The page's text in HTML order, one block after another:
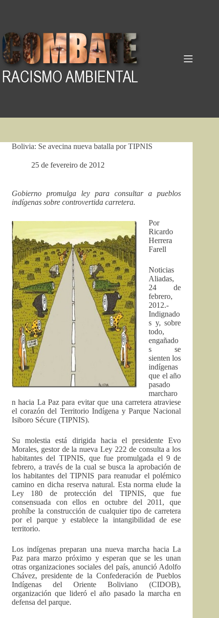
Bolivia: Se avecina nueva batalla por TIPNIS
25 de fevereiro de 2012
Gobierno promulga ley para consultar a pueblos
indígenas sobre controvertida carretera.
Por
Ricardo
Herrera
Farell
Noticias
Aliadas,
24 de
febrero,
2012.-
Indignado
s y, sobre
todo,
engañado
s se
sienten los
indígenas
que el año
pasado
marcharo
n hacia La Paz para evitar que una carretera atraviese
el corazón del Territorio Indígena y Parque Nacional
Isiboro Sécure (TIPNIS).
Su molestia está dirigida hacia el presidente Evo
Morales, gestor de la nueva Ley 222 de consulta a los
habitantes del TIPNIS, que fue promulgada el 9 de
febrero, a través de la cual se busca la aprobación de
los habitantes del TIPNIS para reanudar el polémico
camino en dicha reserva natural. Esta norma elude la
Ley 180 de protección del TIPNIS, que fue
consensuada con ellos en octubre del 2011, que
prohíbe la construcción de cualquier tipo de carretera
por el parque y establece la intangibilidad de ese
territorio.
Los indígenas preparan una nueva marcha hacia La
Paz para marzo próximo y esperan que se les unan
otras organizaciones sociales del país, anunció Adolfo
Chávez, presidente de la Confederación de Pueblos
Indígenas del Oriente Boliviano (CIDOB),
organización que lideró el año pasado la marcha en
defensa del parque.